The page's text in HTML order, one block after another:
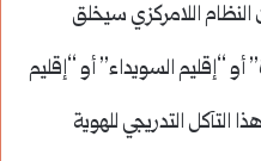
اللامركزي سيخلق
أو “إقليم السويداء” أو “إقليم
التآكل التدريجي للهوية